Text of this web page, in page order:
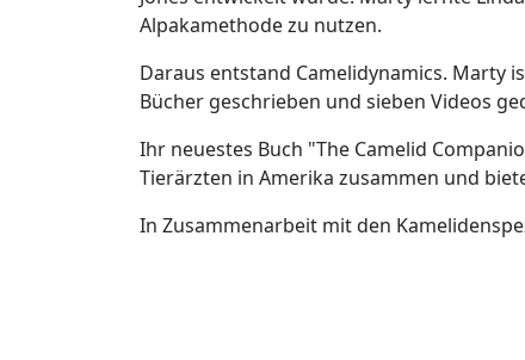
Alpakamethode zu nutzen.
Daraus entstand Camelidynamics. Marty
Bücher geschrieben und sieben Videos
Ihr neuestes Buch "The Camelid
Tierärzten in Amerika zusammen und
In Zusammenarbeit mit den